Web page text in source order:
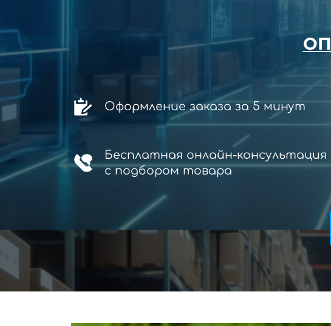
Оформление заказа за 5 минут
Бесплатная онлайн-консультация
с подбором товара